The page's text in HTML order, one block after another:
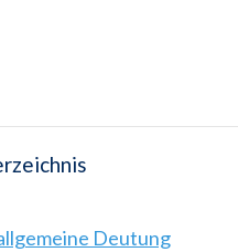
Deutung